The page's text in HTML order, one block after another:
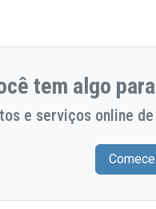
tem algo
e serviços online